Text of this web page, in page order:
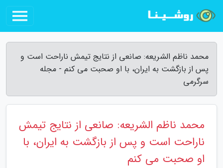
محمد ناظم الشریعه: صانعی از نتایج تیمش ناراحت است و
پس از بازگشت به ایران، با او صحبت می کنم - مجله
سرگرمی
محمد ناظم الشریعه: صانعی از نتایج تیمش
ناراحت است و پس از بازگشت به ایران، با
او صحبت می کنم